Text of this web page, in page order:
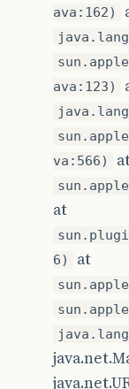
ava:162)
ava:123)
va:566)
at
6)
at